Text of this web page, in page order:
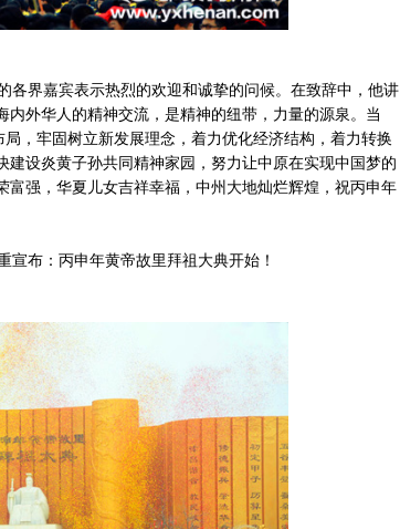
界嘉宾表示热烈的欢迎和诚挚的问候。在致辞中，他讲
外华人的精神交流，是精神的纽带，力量的源泉。当
，牢固树立新发展理念，着力优化经济结构，着力转换
设炎黄子孙共同精神家园，努力让中原在实现中国梦的
强，华夏儿女吉祥幸福，中州大地灿烂辉煌，祝丙申年
布：丙申年黄帝故里拜祖大典开始！